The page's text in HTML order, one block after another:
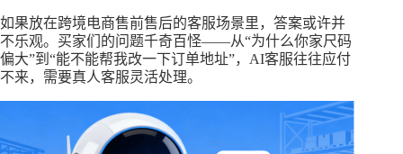
如果放在跨境电商售前售后的客服场景里，答案或许并
不乐观。买家们的问题千奇百怪——从“为什么你家尺码
偏大”到“能不能帮我改一下订单地址”，AI客服往往应付
不来，需要真人客服灵活处理。​